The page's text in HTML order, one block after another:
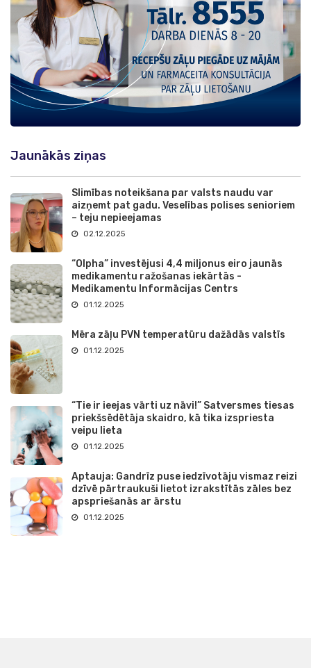
Jaunākās ziņas
Slimības noteikšana par valsts naudu var
aizņemt pat gadu. Veselības polises senioriem
– teju nepieejamas
02.12.2025
“Olpha” investējusi 4,4 miljonus eiro jaunās
medikamentu ražošanas iekārtās -
Medikamentu Informācijas Centrs
01.12.2025
Mēra zāļu PVN temperatūru dažādās valstīs
01.12.2025
“Tie ir ieejas vārti uz nāvi!” Satversmes tiesas
priekšsēdētāja skaidro, kā tika izspriesta
veipu lieta
01.12.2025
Aptauja: Gandrīz puse iedzīvotāju vismaz reizi
dzīvē pārtraukuši lietot izrakstītās zāles bez
apspriešanās ar ārstu
01.12.2025